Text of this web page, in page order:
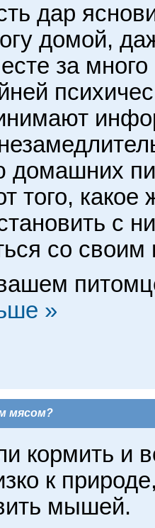
дар
домой,
за
домашних
того,
с
со своим
»
мясом?
кормить и
к
мышей.